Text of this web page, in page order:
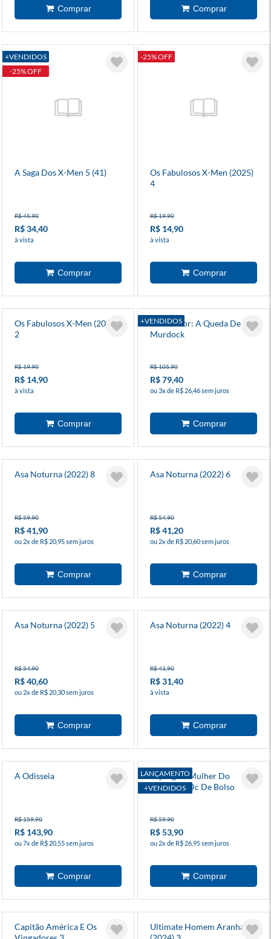
+VENDIDOS
-25% OFF
A Saga Dos X-Men 5 (41)
R$ 45,90
R$ 34,40
à vista
-25% OFF
Os Fabulosos X-Men (2025)
4
R$ 19,90
R$ 14,90
à vista
Os Fabulosos X-Men (2025)
2
R$ 19,90
R$ 14,90
à vista
+VENDIDOS
Demolidor: A Queda De
Murdock
R$ 105,90
R$ 79,40
ou 3x de R$ 26,46 sem juros
Asa Noturna (2022) 8
R$ 59,90
R$ 41,90
ou 2x de R$ 20,95 sem juros
Asa Noturna (2022) 6
R$ 54,90
R$ 41,20
ou 2x de R$ 20,60 sem juros
Asa Noturna (2022) 5
R$ 54,90
R$ 40,60
ou 2x de R$ 20,30 sem juros
Asa Noturna (2022) 4
R$ 41,90
R$ 31,40
à vista
A Odisseia
R$ 159,90
R$ 143,90
ou 7x de R$ 20,55 sem juros
LANÇAMENTO
+VENDIDOS
Supergirl: Mulher Do
Amanhã - Dc De Bolso
R$ 59,90
R$ 53,90
ou 2x de R$ 26,95 sem juros
Capitão América E Os
Ultimate Homem Aranha